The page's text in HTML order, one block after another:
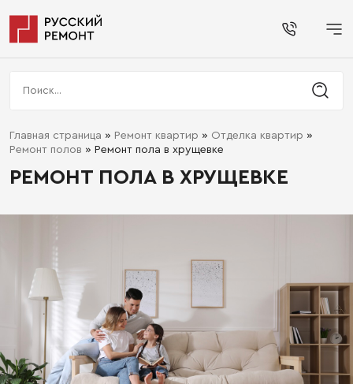
Главная страница » Ремонт квартир » Отделка квартир »
Ремонт полов » Ремонт пола в хрущевке
РЕМОНТ ПОЛА В ХРУЩЕВКЕ